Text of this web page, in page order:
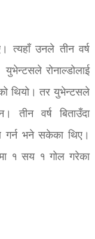
त्यहाँ उनले तीन वर्ष
रोनाल्डोलाई
थियो। तर युभेन्टसले
तीन वर्ष बिताउँदा
गर्न भने सकेका थिए।
१ सय १ गोल गरेका